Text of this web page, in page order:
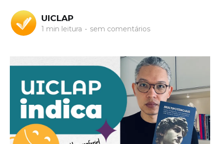
UICLAP
1 min leitura • sem comentários